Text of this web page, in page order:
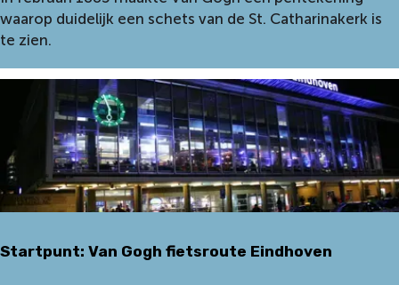
n
L
e
t
C
t
n
a
e
waarop duidelijk een schets van de St. Catharinakerk is
te zien.
Startpunt: Van Gogh fietsroute Eindhoven